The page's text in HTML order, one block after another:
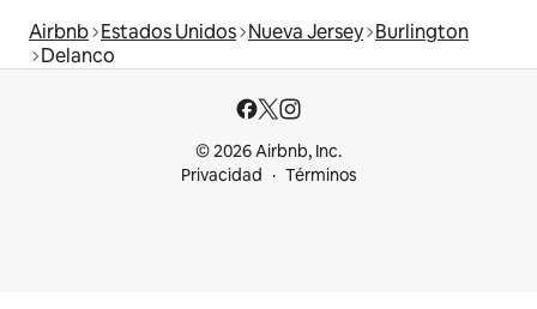
Airbnb Estados Unidos Nueva Jersey Burlington
Delanco
© 2026 Airbnb, Inc.
Privacidad
Términos